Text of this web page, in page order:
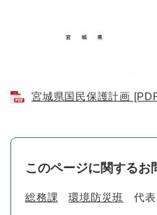
宮城県国民保護計画
このページに関するお
総務課 環境防災班 代表